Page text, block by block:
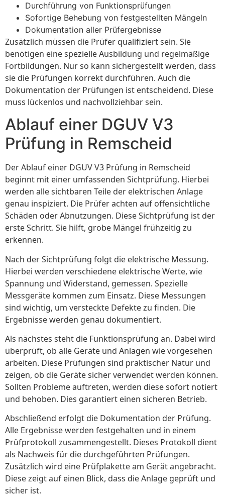
Durchführung von Funktionsprüfungen
Sofortige Behebung von festgestellten Mängeln
Dokumentation aller Prüfergebnisse
Zusätzlich müssen die Prüfer qualifiziert sein. Sie
benötigen eine spezielle Ausbildung und regelmäßige
Fortbildungen. Nur so kann sichergestellt werden, dass
sie die Prüfungen korrekt durchführen. Auch die
Dokumentation der Prüfungen ist entscheidend. Diese
muss lückenlos und nachvollziehbar sein.
Ablauf einer DGUV V3
Prüfung in Remscheid
Der Ablauf einer DGUV V3 Prüfung in Remscheid
beginnt mit einer umfassenden Sichtprüfung. Hierbei
werden alle sichtbaren Teile der elektrischen Anlage
genau inspiziert. Die Prüfer achten auf offensichtliche
Schäden oder Abnutzungen. Diese Sichtprüfung ist der
erste Schritt. Sie hilft, grobe Mängel frühzeitig zu
erkennen.
Nach der Sichtprüfung folgt die elektrische Messung.
Hierbei werden verschiedene elektrische Werte, wie
Spannung und Widerstand, gemessen. Spezielle
Messgeräte kommen zum Einsatz. Diese Messungen
sind wichtig, um versteckte Defekte zu finden. Die
Ergebnisse werden genau dokumentiert.
Als nächstes steht die Funktionsprüfung an. Dabei wird
überprüft, ob alle Geräte und Anlagen wie vorgesehen
arbeiten. Diese Prüfungen sind praktischer Natur und
zeigen, ob die Geräte sicher verwendet werden können.
Sollten Probleme auftreten, werden diese sofort notiert
und behoben. Dies garantiert einen sicheren Betrieb.
Abschließend erfolgt die Dokumentation der Prüfung.
Alle Ergebnisse werden festgehalten und in einem
Prüfprotokoll zusammengestellt. Dieses Protokoll dient
als Nachweis für die durchgeführten Prüfungen.
Zusätzlich wird eine Prüfplakette am Gerät angebracht.
Diese zeigt auf einen Blick, dass die Anlage geprüft und
sicher ist.